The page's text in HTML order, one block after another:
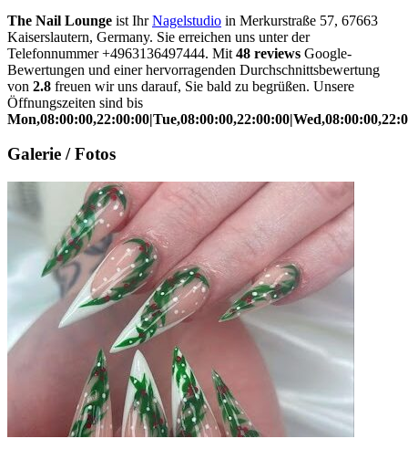
The Nail Lounge ist IhrNagelstudio in Merkurstraße 57, 67663
Kaiserslautern, Germany. Sie erreichen uns unter der
Telefonnummer +4963136497444. Mit 48 reviews Google-
Bewertungen und einer hervorragenden Durchschnittsbewertung
von 2.8 freuen wir uns darauf, Sie bald zu begrüßen. Unsere
Öffnungszeiten sind bis
Galerie / Fotos